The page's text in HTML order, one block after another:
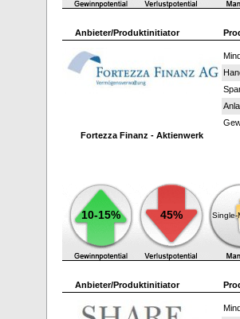
Anbieter/Produktinitiator
Fortezza Finanz - Aktienwerk
10-15% 45% Single-
Anbieter/Produktinitiator